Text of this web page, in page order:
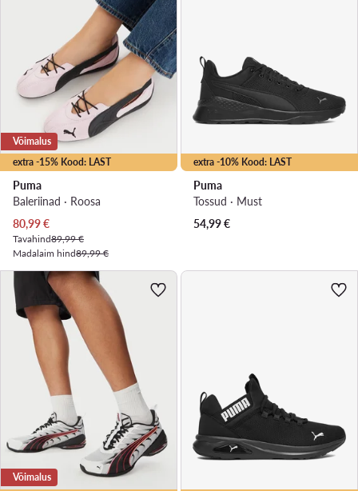
extra -15% Kood: LAST
Võimalus
Puma
Baleriinad · Roosa
Praegune hind
80,99€
Tavahind89,99 €
Madalaim hind89,99 €
extra -10% Kood: LAST
Puma
Tossud · Must
54,99€
Võimalus